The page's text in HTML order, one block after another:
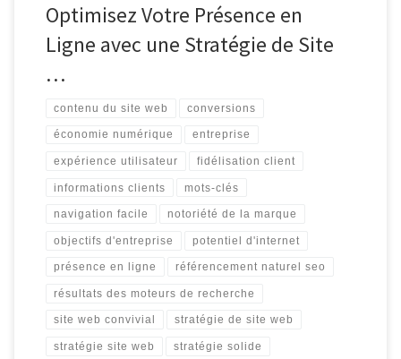
Optimisez Votre Présence en
Ligne avec une Stratégie de Site
…
contenu du site web conversions
économie numérique entreprise
expérience utilisateur fidélisation client
informations clients mots-clés
navigation facile notoriété de la marque
objectifs d'entreprise potentiel d'internet
présence en ligne référencement naturel seo
résultats des moteurs de recherche
site web convivial stratégie de site web
stratégie site web stratégie solide